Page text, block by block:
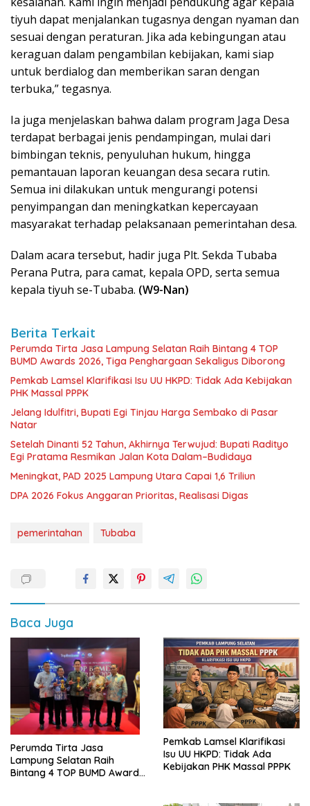
tiyuh dapat menjalankan tugasnya dengan nyaman dan
sesuai dengan peraturan. Jika ada kebingungan atau
keraguan dalam pengambilan kebijakan, kami siap
untuk berdialog dan memberikan saran dengan
terbuka,” tegasnya.
Ia juga menjelaskan bahwa dalam program Jaga Desa
terdapat berbagai jenis pendampingan, mulai dari
bimbingan teknis, penyuluhan hukum, hingga
pemantauan laporan keuangan desa secara rutin.
Semua ini dilakukan untuk mengurangi potensi
penyimpangan dan meningkatkan kepercayaan
masyarakat terhadap pelaksanaan pemerintahan desa.
Dalam acara tersebut, hadir juga Plt. Sekda Tubaba
Perana Putra, para camat, kepala OPD, serta semua
kepala tiyuh se-Tubaba. (W9-Nan)
Berita Terkait
Perumda Tirta Jasa Lampung Selatan Raih Bintang 4 TOP
BUMD Awards 2026, Tiga Penghargaan Sekaligus Diborong
Pemkab Lamsel Klarifikasi Isu UU HKPD: Tidak Ada Kebijakan
PHK Massal PPPK
Jelang Idulfitri, Bupati Egi Tinjau Harga Sembako di Pasar
Natar
Setelah Dinanti 52 Tahun, Akhirnya Terwujud: Bupati Radityo
Egi Pratama Resmikan Jalan Kota Dalam–Budidaya
Meningkat, PAD 2025 Lampung Utara Capai 1,6 Triliun
DPA 2026 Fokus Anggaran Prioritas, Realisasi Digas
pemerintahan Tubaba
Baca Juga
Perumda Tirta Jasa
Lampung Selatan Raih
Bintang 4 TOP BUMD Awards
Pemkab Lamsel Klarifikasi
Isu UU HKPD: Tidak Ada
Kebijakan PHK Massal PPPK